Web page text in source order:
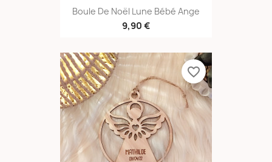
Boule De Noël Lune Bébé Ange
9,90 €
favorite_border